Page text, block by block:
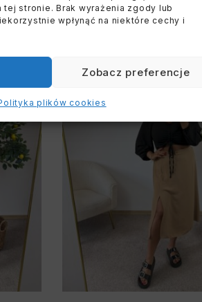
stronie. Brak wyrażenia zgody lub
wpłynąć na niektóre cechy i
Zobacz preferencje
plików cookies